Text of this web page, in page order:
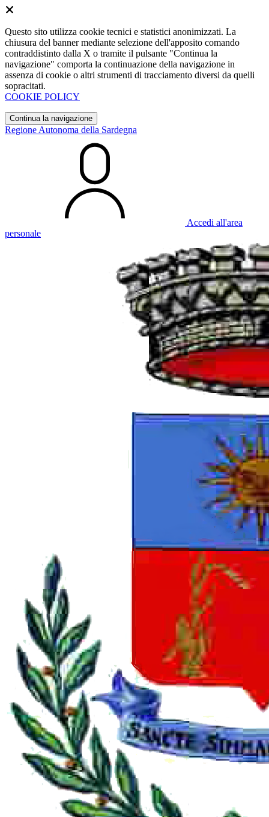
Questo sito utilizza cookie tecnici e statistici anonimizzati. La
chiusura del banner mediante selezione dell'apposito comando
contraddistinto dalla X o tramite il pulsante "Continua la
navigazione" comporta la continuazione della navigazione in
assenza di cookie o altri strumenti di tracciamento diversi da quelli
sopracitati.
COOKIE POLICY
Continua la navigazione
Regione Autonoma della Sardegna
Accedi all'area
personale